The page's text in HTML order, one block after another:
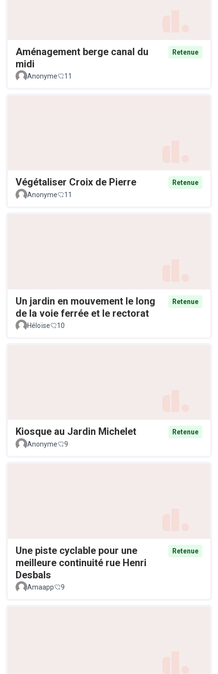
Aménagement berge canal du
midi
Retenue
Anonyme 11
Végétaliser Croix de Pierre
Retenue
Anonyme
11
Un jardin en mouvement le long
de la voie ferrée et le rectorat
Retenue
Héloïse 10
Kiosque au Jardin Michelet
Retenue
Anonyme
9
Une piste cyclable pour une
meilleure continuité rue Henri
Desbals
Retenue
Amaapp 9